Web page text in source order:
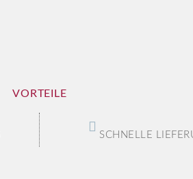
VORTEILE
SCHNELLE